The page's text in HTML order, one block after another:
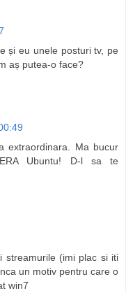
și eu unele posturi tv, pe
aș putea-o face?
extraordinara. Ma bucur
Ubuntu! D-l sa te
streamurile (imi plac si iti
un motiv pentru care o
win7